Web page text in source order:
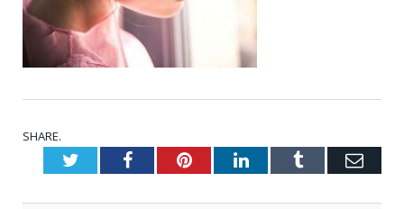
SHARE.
TwitterFacebookPinterestLinkedInTumblr